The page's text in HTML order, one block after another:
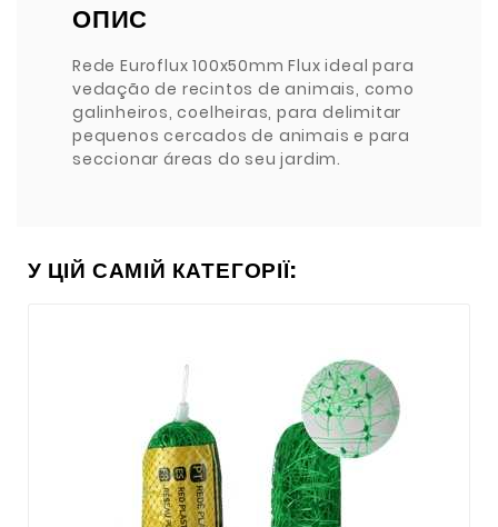
ОПИС
Rede Euroflux 100x50mm Flux ideal para
vedação de recintos de animais, como
galinheiros, coelheiras, para delimitar
pequenos cercados de animais e para
seccionar áreas do seu jardim.
У ЦІЙ САМІЙ КАТЕГОРІЇ: